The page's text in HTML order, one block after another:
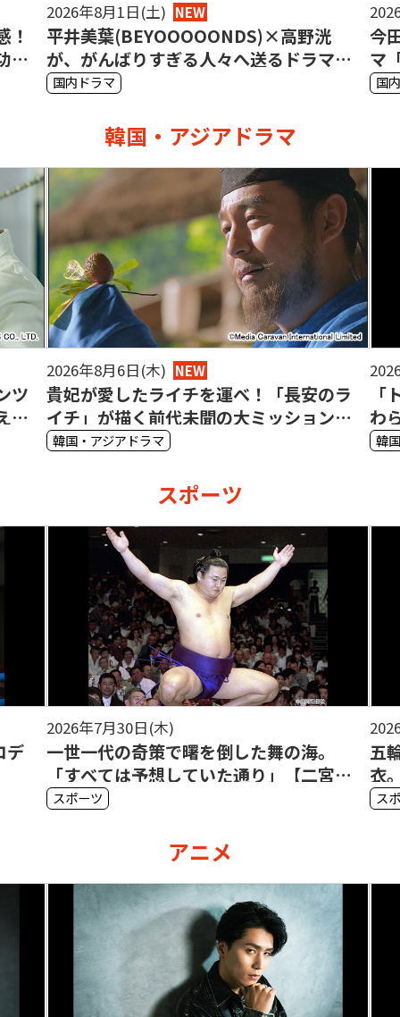
！
し
2026年8月1日(土) NEW
平井美葉(BEYOOOOONDS)×高野洸
が、がんばりすぎる人々へ送るドラマ
「がんばって、がんばらない」
国内ドラマ
今
マ
～
国
韓国・アジアドラマ
ツ
な
2026年8月6日(木) NEW
貴妃が愛したライチを運べ！「長安のラ
イチ」が描く前代未聞の大ミッション
【相関図付き】
韓国・アジアドラマ
わ
集
韓
スポーツ
デ
2026年7月30日(木)
一世一代の奇策で曙を倒した舞の海。
「すべては予想していた通り」【二宮清
純】
スポーツ
五
衣
清
ス
アニメ